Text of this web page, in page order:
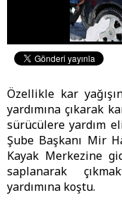
Özellikle kar
yardımına çıkarak
sürücülere yardım
Şube Başkanı Mir
Kayak Merkezine
saplanarak
yardımına koştu.